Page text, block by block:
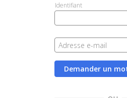
Identifiant
Adresse e-mail
Demander un